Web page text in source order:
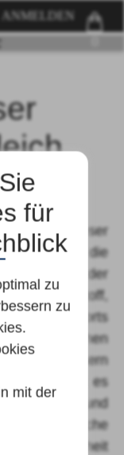
für
zu
zu
mit der
ANMELDEN
dieser
aus dem die
der
aus Kunststoff,
Tragekomforts
zwischen
) Gläsern
gibt es
von Ein- und
optische